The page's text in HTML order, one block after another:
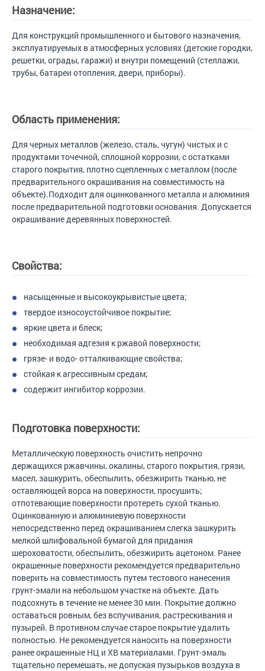
Назначение:
Для конструкций промышленного и бытового назначения,
эксплуатируемых в атмосферных условиях (детские городки,
решетки, ограды, гаражи) и внутри помещений (стеллажи,
трубы, батареи отопления, двери, приборы).
Область применения:
Для черных металлов (железо, сталь, чугун) чистых и с
продуктами точечной, сплошной коррозии, с остатками
старого покрытия, плотно сцепленных с металлом (после
предварительного окрашивания на совместимость на
объекте).Подходит для оцинкованного металла и алюминия
после предварительной подготовки основания. Допускается
окрашивание деревянных поверхностей.
Свойства:
насыщенные и высокоукрывистые цвета;
твердое износоустойчивое покрытие;
яркие цвета и блеск;
необходимая адгезия к ржавой поверхности;
грязе- и водо- отталкивающие свойства;
стойкая к агрессивным средам;
содержит ингибитор коррозии.
Подготовка поверхности:
Металлическую поверхность очистить непрочно
держащихся ржавчины, окалины, старого покрытия, грязи,
масел, зашкурить, обеспылить, обезжирить тканью, не
оставляющей ворса на поверхности, просушить;
отпотевающие поверхности протереть сухой тканью.
Оцинкованную и алюминиевую поверхности
непосредственно перед окрашиванием слегка зашкурить
мелкой шлифовальной бумагой для придания
шероховатости, обеспылить, обезжирить ацетоном. Ранее
окрашенные поверхности рекомендуется предварительно
поверить на совместимость путем тестового нанесения
грунт-эмали на небольшом участке на объекте. Дать
подсохнуть в течение не менее 30 мин. Покрытие должно
оставаться ровным, без вспучивания, растрескивания и
пузырей. В противном случае старое покрытие удалить
полностью. Не рекомендуется наносить на поверхности
ранее окрашенные НЦ и ХВ материалами. Грунт-эмаль
тщательно перемешать, не допуская пузырьков воздуха в